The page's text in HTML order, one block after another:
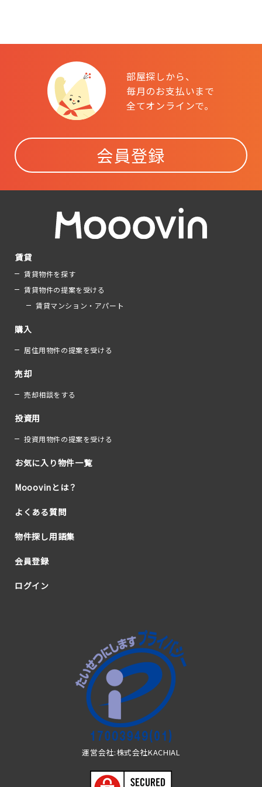
部屋探しから、
毎月のお支払いまで
全てオンラインで。
会員登録
賃貸
賃貸物件を探す
賃貸物件の提案を受ける
賃貸マンション・アパート
購入
居住用物件の提案を受ける
売却
売却相談をする
投資用
投資用物件の提案を受ける
お気に入り物件一覧
Mooovinとは？
よくある質問
物件探し用語集
会員登録
ログイン
運営会社:株式会社KACHIAL